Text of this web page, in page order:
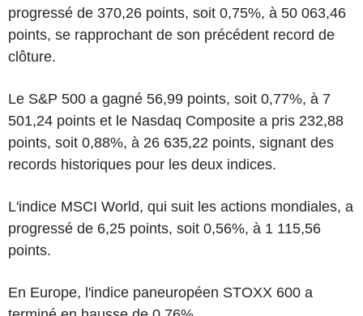
progressé de 370,26 points, soit 0,75%, à 50 063,46
points, se rapprochant de son précédent record de
clôture.
Le S&P 500 a gagné 56,99 points, soit 0,77%, à 7
501,24 points et le Nasdaq Composite a pris 232,88
points, soit 0,88%, à 26 635,22 points, signant des
records historiques pour les deux indices.
L'indice MSCI World, qui suit les actions mondiales, a
progressé de 6,25 points, soit 0,56%, à 1 115,56
points.
En Europe, l'indice paneuropéen STOXX 600 a